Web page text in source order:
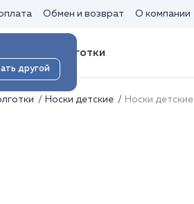
другой
Обмен и возврат О компании
Носки и колготки
Носки детские Носки детские